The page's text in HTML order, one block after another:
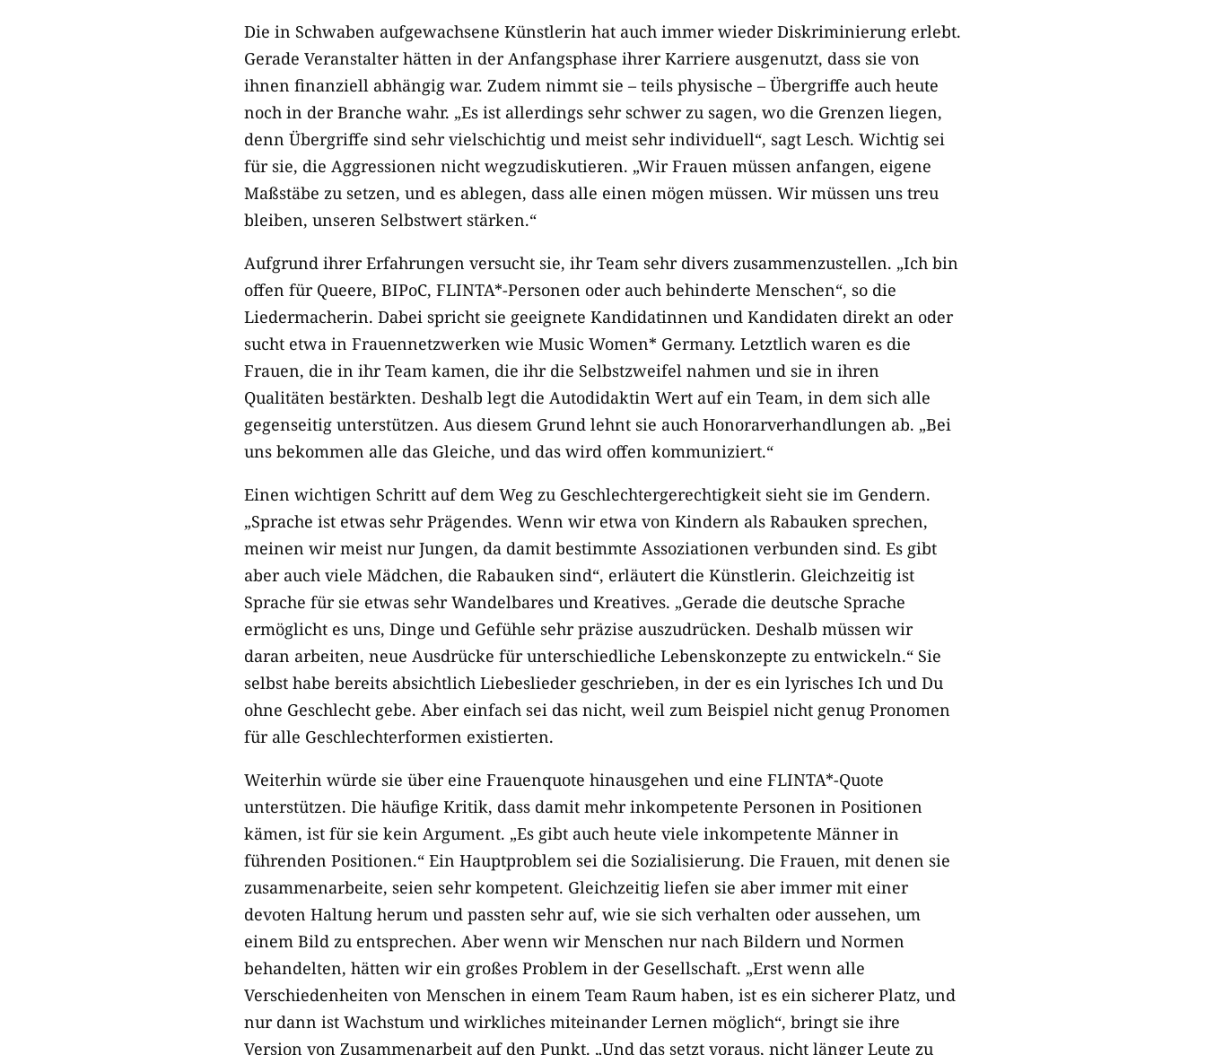
Die in Schwaben aufgewachsene Künstlerin hat auch immer wieder Diskriminierung erlebt.
Gerade Veranstalter hätten in der Anfangsphase ihrer Karriere ausgenutzt, dass sie von
ihnen finanziell abhängig war. Zudem nimmt sie – teils physische – Übergriffe auch heute
noch in der Branche wahr. „Es ist allerdings sehr schwer zu sagen, wo die Grenzen liegen,
denn Übergriffe sind sehr vielschichtig und meist sehr individuell“, sagt Lesch. Wichtig sei
für sie, die Aggressionen nicht wegzudiskutieren. „Wir Frauen müssen anfangen, eigene
Maßstäbe zu setzen, und es ablegen, dass alle einen mögen müssen. Wir müssen uns treu
bleiben, unseren Selbstwert stärken.“
Aufgrund ihrer Erfahrungen versucht sie, ihr Team sehr divers zusammenzustellen. „Ich bin
offen für Queere, BIPoC, FLINTA*-Personen oder auch behinderte Menschen“, so die
Liedermacherin. Dabei spricht sie geeignete Kandidatinnen und Kandidaten direkt an oder
sucht etwa in Frauennetzwerken wie Music Women* Germany. Letztlich waren es die
Frauen, die in ihr Team kamen, die ihr die Selbstzweifel nahmen und sie in ihren
Qualitäten bestärkten. Deshalb legt die Autodidaktin Wert auf ein Team, in dem sich alle
gegenseitig unterstützen. Aus diesem Grund lehnt sie auch Honorarverhandlungen ab. „Bei
uns bekommen alle das Gleiche, und das wird offen kommuniziert.“
Einen wichtigen Schritt auf dem Weg zu Geschlechtergerechtigkeit sieht sie im Gendern.
„Sprache ist etwas sehr Prägendes. Wenn wir etwa von Kindern als Rabauken sprechen,
meinen wir meist nur Jungen, da damit bestimmte Assoziationen verbunden sind. Es gibt
aber auch viele Mädchen, die Rabauken sind“, erläutert die Künstlerin. Gleichzeitig ist
Sprache für sie etwas sehr Wandelbares und Kreatives. „Gerade die deutsche Sprache
ermöglicht es uns, Dinge und Gefühle sehr präzise auszudrücken. Deshalb müssen wir
daran arbeiten, neue Ausdrücke für unterschiedliche Lebenskonzepte zu entwickeln.“ Sie
selbst habe bereits absichtlich Liebeslieder geschrieben, in der es ein lyrisches Ich und Du
ohne Geschlecht gebe. Aber einfach sei das nicht, weil zum Beispiel nicht genug Pronomen
für alle Geschlechterformen existierten.
Weiterhin würde sie über eine Frauenquote hinausgehen und eine FLINTA*-Quote
unterstützen. Die häufige Kritik, dass damit mehr inkompetente Personen in Positionen
kämen, ist für sie kein Argument. „Es gibt auch heute viele inkompetente Männer in
führenden Positionen.“ Ein Hauptproblem sei die Sozialisierung. Die Frauen, mit denen sie
zusammenarbeite, seien sehr kompetent. Gleichzeitig liefen sie aber immer mit einer
devoten Haltung herum und passten sehr auf, wie sie sich verhalten oder aussehen, um
einem Bild zu entsprechen. Aber wenn wir Menschen nur nach Bildern und Normen
behandelten, hätten wir ein großes Problem in der Gesellschaft. „Erst wenn alle
Verschiedenheiten von Menschen in einem Team Raum haben, ist es ein sicherer Platz, und
nur dann ist Wachstum und wirkliches miteinander Lernen möglich“, bringt sie ihre
Version von Zusammenarbeit auf den Punkt. „Und das setzt voraus, nicht länger Leute zu